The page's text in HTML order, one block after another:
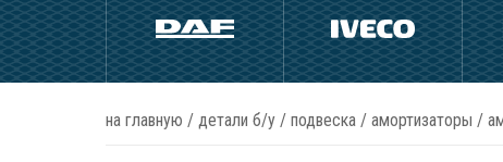
на главную / детали б/у / подвеска / амортизаторы /